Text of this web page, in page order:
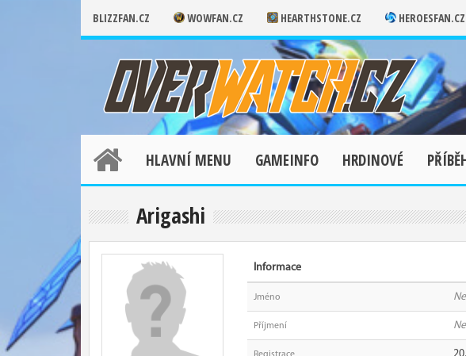
BLIZZFAN.CZ WOWFAN.CZ HEARTHSTONE.CZ HEROESFAN.CZ
HLAVNÍ MENU GAMEINFO HRDINOVÉ
Arigashi
Informace
Jméno
Příjmení